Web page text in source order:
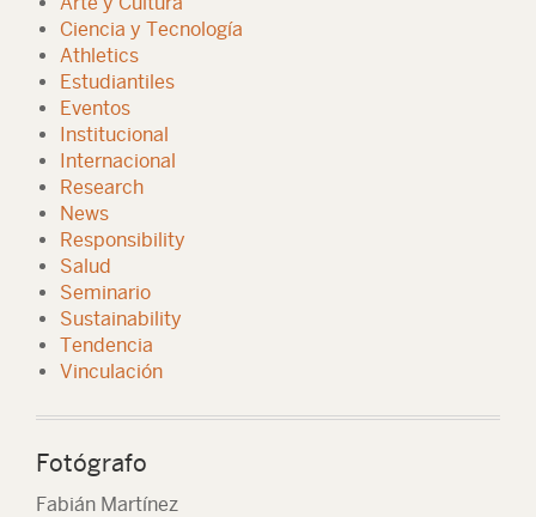
Ciencia y Tecnología
Athletics
Estudiantiles
Eventos
Institucional
Internacional
Research
News
Responsibility
Salud
Seminario
Sustainability
Tendencia
Vinculación
Fotógrafo
Fabián Martínez